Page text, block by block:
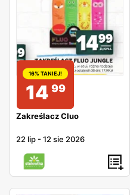
16% TANIEJ!
14 99
Zakreślacz Cluo
22 lip -12 sie 2026